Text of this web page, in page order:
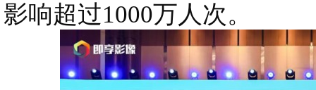
影响超过1000万人次。